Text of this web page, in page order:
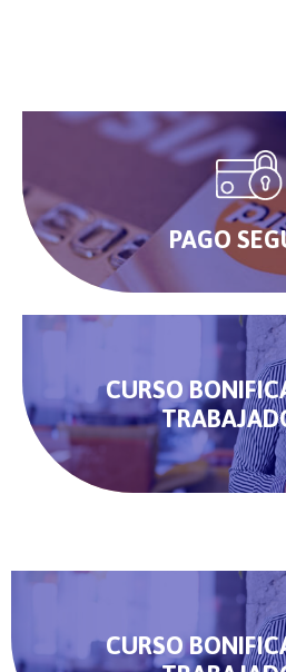
PAGO
CURSO
CURSO